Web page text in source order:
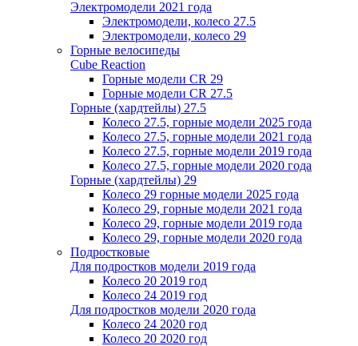
Электромодели 2021 года
Электромодели, колесо 27.5
Электромодели, колесо 29
Горные велосипеды
Cube Reaction
Горные модели CR 29
Горные модели CR 27.5
Горные (хардтейлы) 27.5
Колесо 27.5, горные модели 2025 года
Колесо 27.5, горные модели 2021 года
Колесо 27.5, горные модели 2019 года
Колесо 27.5, горные модели 2020 года
Горные (хардтейлы) 29
Колесо 29 горные модели 2025 года
Колесо 29, горные модели 2021 года
Колесо 29, горные модели 2019 года
Колесо 29, горные модели 2020 года
Подростковые
Для подростков модели 2019 года
Колесо 20 2019 год
Колесо 24 2019 год
Для подростков модели 2020 года
Колесо 24 2020 год
Колесо 20 2020 год